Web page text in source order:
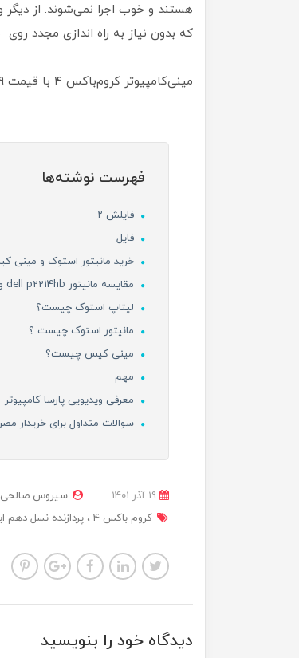
هستند و خوب اجرا نمی‌شوند. از
که بدون نیاز به راه اندازی مجدد
مینی‌کامپیوتر کروم‌باکس ۴ با قیمت ۲۸۹ دلار در کشور آمریکا عرضه شده است.
فهرست نوشته‌ها
فایلش ۲
فایل
خرید مانیتور استوک و مینی
مقایسه مانیتور dell p2214hb و hp z221i
لپتاپ استوک چیست؟
مانیتور استوک چیست ؟
مینی کیس چیست؟
مهم
معرفی ویدیویی پارسا کامپیوتر
سوالات متداول برای خریدار
سیروس صالحی
کروم باکس 4
پردازنده نسل دهم
دیدگاه خود را بنویسید